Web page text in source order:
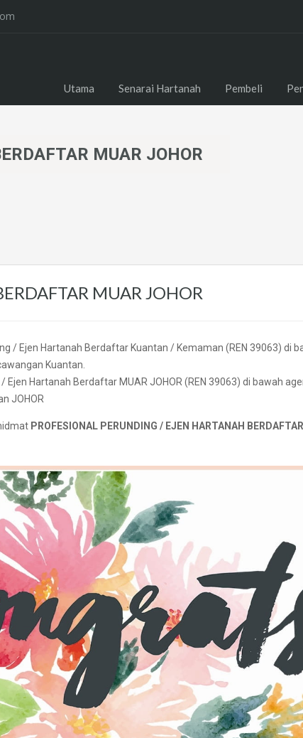
Utama Senarai Hartanah Pembeli
MUAR JOHOR
MUAR JOHOR
Ejen Hartanah Berdaftar MUAR JOHOR (REN 39063) di bawah
JOHOR
PROFESIONAL PERUNDING / EJEN HARTANAH